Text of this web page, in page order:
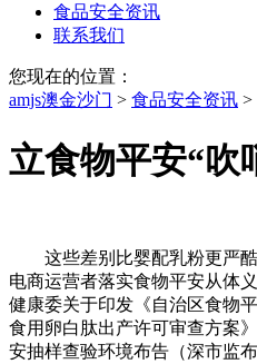
食品安全资讯
联系我们
您现在的位置：
amjs澳金沙门 > 食品安全资讯 >
立食物平安“吹
这些差别比婴配乳粉更严酷
电商运营者落实食物平安从体
健康委关于印发《自治区食物
食用卵白肽出产许可审查方案
安抽样查验环境布告（深市监